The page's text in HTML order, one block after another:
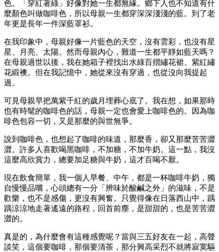
色。「穿紅著綠」好像對她一生都無緣。鄉下人也不知道有什
麼顏色叫做咖啡色，所以母親一生都穿深深淺淺的藍。到了老
年更是長年一件深藍罩衫。
在我印象中，母親好像一片藍色的天空，沒有雲彩，也沒有星
星、月亮、太陽。然而母親內心，難道一生都平靜如藍天嗎？
在母親過世以後，我在她箱子裡找出水綠百摺繡花裙、紫紅繡
花緞襖。但在我記憶中，她從來沒有穿過，也從沒向我提起
過。
可見母親早把萬紫千紅的歲月埋葬心底了。我在想，如果那時
也有時髦的咖啡色的話，母親一定也會愛上咖啡色的。因為咖
啡色包容一切，又是那麼的與世無爭。
說到咖啡色，也想起了咖啡的味道，那麼香，卻又那麼苦苦澀
澀。許多人喜歡喝黑咖啡，不加糖，不加牛奶。這一點，我沒
這麼高欣賞力，總要加足糖與牛奶，這才百喝不厭。
現在飲食簡單，我一個人早餐、中午，都是一杯咖啡牛奶，獨
自慢慢品嚐，心頭總有一分「辨味於酸鹹之外」的滋味，不是
歡樂，也不是感傷，更沒有興奮。只覺得像在日落西山中，踽
踽涼涼地走著遙遠的路程，回首前塵，是甜甜的，也是苦苦澀
澀的。
真是的，為什麼會有這種感覺呢？當與三五好友在一起，高聲
談笑，這個要咖啡，那個要清茶，那分興高采烈不就將寂寞驅